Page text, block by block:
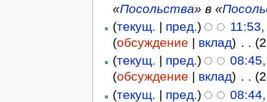
«Посольства» в «
(текущ. | пред.)
(обсуждение | вклад) . .
(текущ. | пред.)
(обсуждение | вклад) . .
(текущ. | пред. )